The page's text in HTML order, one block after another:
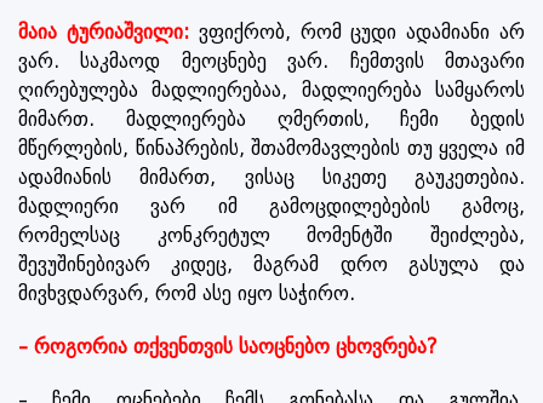
მაია ტურიაშვილი:ვფიქრობ, რომ ცუდი ადამიანი არ
ვარ. საკმაოდ მეოცნებე ვარ. ჩემთვის მთავარი
ღირებულება მადლიერებაა, მადლიერება სამყაროს
მიმართ. მადლიერება ღმერთის, ჩემი ბედის
მწერლების, წინაპრების, შთამომავლების თუ ყველა იმ
ადამიანის მიმართ, ვისაც სიკეთე გაუკეთებია.
მადლიერი ვარ იმ გამოცდილებების გამოც,
რომელსაც კონკრეტულ მომენტში შეიძლება,
შევუშინებივარ კიდეც, მაგრამ დრო გასულა და
მივხვდარვარ, რომ ასე იყო საჭირო.
– როგორია თქვენთვის საოცნებო ცხოვრება?